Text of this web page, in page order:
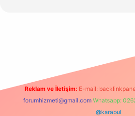
Reklam ve İletişim: E-mail:
forumhizmeti@gmail.com Whatsapp:
@karabul